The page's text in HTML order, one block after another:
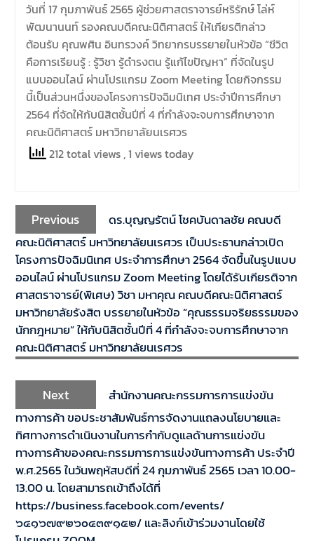
วันที่ 17 กุมภาพันธ์ 2565 ผู้ช่วยศาสตราจารย์หริรักษ์ โล่ห์
พัฒนานนท์ รองคณบดีคณะนิติศาสตร์ ให้เกียรติกล่าว
ต้อนรับ คุณพศิน อินทรวงค์ วิทยากรบรรยายในหัวข้อ “ชีวิต
คือการเรียนรู้ : รู้วิชา รู้ดำรงตน รู้แก้ไขปัญหา” ที่จัดในรูป
แบบออนไลน์ ผ่านโปรแกรม Zoom Meeting โดยกิจกรรม
นี้เป็นส่วนหนึ่งของโครงการปัจฉิมนิเทศ ประจำปีการศึกษา
2564 ที่จัดให้กับนิสิตชั้นปีที่ 4 ที่กำลังจะจบการศึกษาจาก
คณะนิติศาสตร์ มหาวิทยาลัยนเรศวร
212 total views , 1 views today
Previous
ดร.บุญญรัตน์ โชคบันดาลชัย คณบดี
คณะนิติศาสตร์ มหาวิทยาลัยนเรศวร เป็นประธานกล่าวเปิด
โครงการปัจฉิมนิเทศ ประจำการศึกษา 2564 จัดขึ้นในรูปแบบ
ออนไลน์ ผ่านโปรแกรม Zoom Meeting โดยได้รับเกียรติจาก
ศาสตราจารย์(พิเศษ) วิชา มหาคุณ คณบดีคณะนิติศาสตร์
มหาวิทยาลัยรังสิต บรรยายในหัวข้อ “คุณธรรมจริยธรรมของ
นักกฎหมาย” ให้กับนิสิตชั้นปีที่ 4 ที่กำลังจะจบการศึกษาจาก
คณะนิติศาสตร์ มหาวิทยาลัยนเรศวร
Next
สำนักงานคณะกรรมการการแข่งขัน
ทางการค้า ขอประชาสัมพันธ์การจัดงานแถลงนโยบายและ
ทิศทางการดำเนินงานในการกำกับดูแลด้านการแข่งขัน
ทางการค้าของคณะกรรมการการแข่งขันทางการค้า ประจำปี
พ.ศ.2565 ในวันพฤหัสบดีที่ 24 กุมภาพันธ์ 2565 เวลา 10.00-
13.00 น. โดยสามารถเข้าถึงได้ที่
https://business.facebook.com/events/
๖๔๑๖๗๙๒๖o๔๓๙๑๕๒/ และลิงก์เข้าร่วมงานโดยใช้